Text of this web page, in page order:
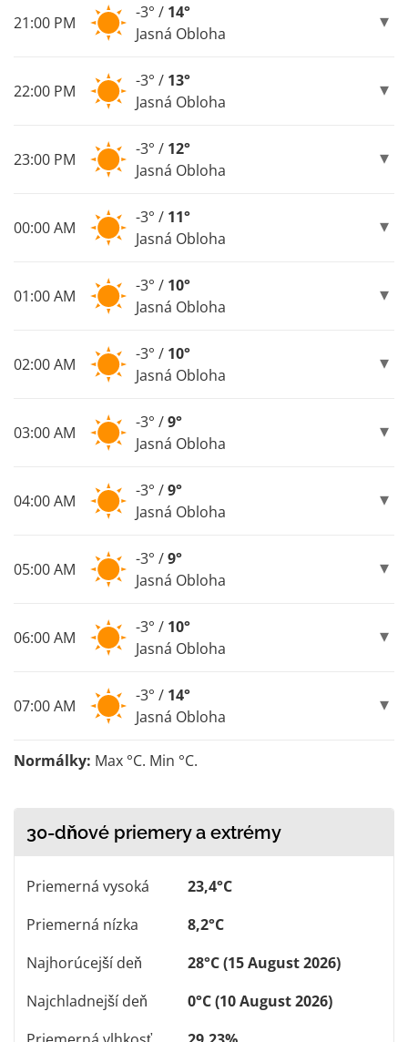
21:00 PM
-3° / 14°
Jasná Obloha
22:00 PM
-3° / 13°
Jasná Obloha
23:00 PM
-3° / 12°
Jasná Obloha
00:00 AM
-3° / 11°
Jasná Obloha
01:00 AM
-3° / 10°
Jasná Obloha
02:00 AM
-3° / 10°
Jasná Obloha
03:00 AM
-3° /9°
Jasná Obloha
04:00 AM
-3° /9°
Jasná Obloha
05:00 AM
-3° /9°
Jasná Obloha
06:00 AM
-3° / 10°
Jasná Obloha
07:00 AM
-3° / 14°
Jasná Obloha
Normálky: Max °C. Min °C.
30-dňové priemery a extrémy
Priemerná vysoká
23,4°C
Priemerná nízka
8,2°C
Najhorúcejší deň
28°C (15 August 2026)
Najchladnejší deň
0°C (10 August 2026)